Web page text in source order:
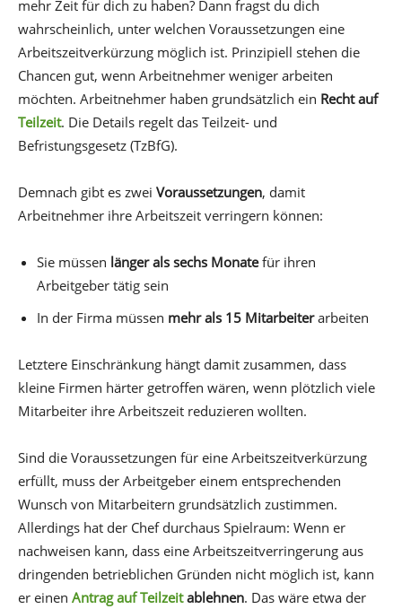
mehr Zeit für dich zu haben? Dann fragst du dich
wahrscheinlich, unter welchen Voraussetzungen eine
Arbeitszeitverkürzung möglich ist. Prinzipiell stehen die
Chancen gut, wenn Arbeitnehmer weniger arbeiten
möchten. Arbeitnehmer haben grundsätzlich ein Recht auf
Teilzeit. Die Details regelt das Teilzeit- und
Befristungsgesetz (TzBfG).
Demnach gibt es zwei Voraussetzungen, damit
Arbeitnehmer ihre Arbeitszeit verringern können:
Sie müssen länger als sechs Monatefür ihren
Arbeitgeber tätig sein
In der Firma müssen mehr als 15 Mitarbeiterarbeiten
Letztere Einschränkung hängt damit zusammen, dass
kleine Firmen härter getroffen wären, wenn plötzlich viele
Mitarbeiter ihre Arbeitszeit reduzieren wollten.
Sind die Voraussetzungen für eine Arbeitszeitverkürzung
erfüllt, muss der Arbeitgeber einem entsprechenden
Wunsch von Mitarbeitern grundsätzlich zustimmen.
Allerdings hat der Chef durchaus Spielraum: Wenn er
nachweisen kann, dass eine Arbeitszeitverringerung aus
dringenden betrieblichen Gründen nicht möglich ist, kann
er einen Antrag auf Teilzeitablehnen. Das wäre etwa der